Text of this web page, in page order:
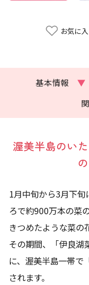
お気に
基本情報 ▼
渥美半島のい
1月中旬から3月下
ろで約900万本の菜
きつめたような菜の
その期間、「伊良湖
に、渥美半島一帯で
されます。